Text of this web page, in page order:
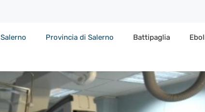
Salerno Provincia di Salerno Battipaglia